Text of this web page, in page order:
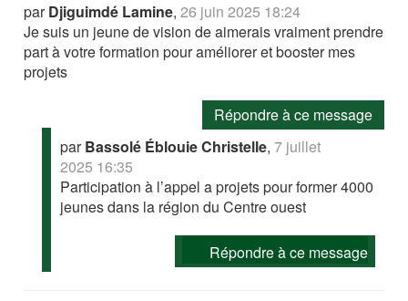
parDjiguimdé Lamine,26 juin 2025 18:24
Je suis un jeune de vision de aimerais vraiment prendre
part à votre formation pour améliorer et booster mes
projets
Répondre à ce message
parBassolé Éblouie Christelle,7 juillet
2025 16:35
Participation à l’appel a projets pour former 4000
jeunes dans la région du Centre ouest
Répondre à ce message